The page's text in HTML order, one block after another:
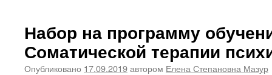
Набор на программу
Соматической терапии
Опубликовано 17.09.2019автором Елена Степановна Мазур